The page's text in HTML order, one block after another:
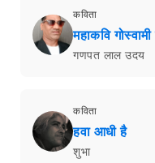
कविता
महाकवि
गणपत लाल उदय
कविता
हवा आधी है
शुभा